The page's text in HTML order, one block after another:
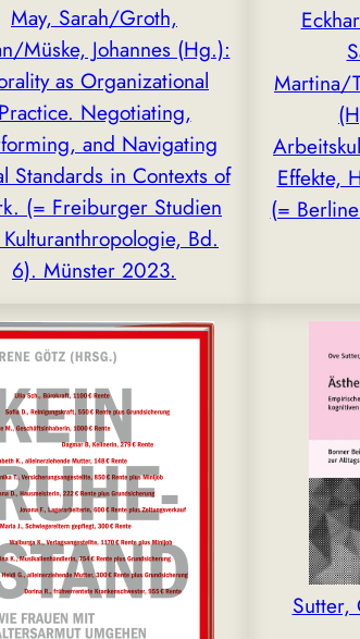
May, Sarah/Groth,
Müske, Johannes (Hg.):
as Organizational
Practice. Negotiating,
and Navigating
Standards in Contexts of
(= Freiburger Studien
Bd.
6). Münster 2023.
Martina/
Effekte,
(=
Sutter,